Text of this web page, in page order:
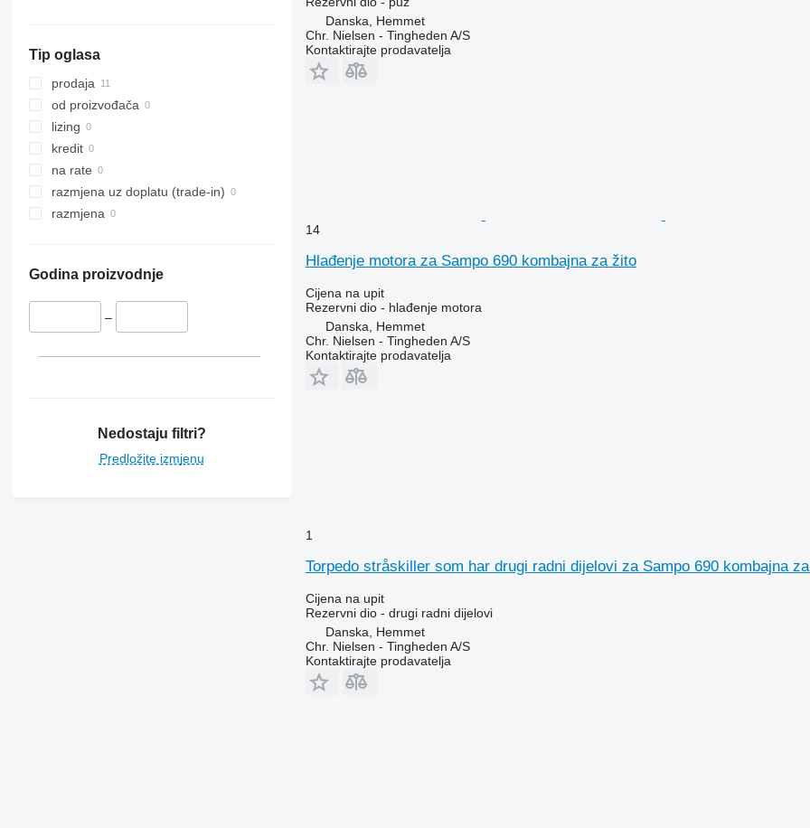
9120
9230
9240
Axial-Flow
CF
STX
2064
2066
2254
2256
2264
3040
4040
6090
8600
9500
9540 WTS
9640
Tip oglasa
prodaja
od proizvođača
lizing
kredit
na rate
razmjena uz doplatu (trade-in)
razmjena
Godina proizvodnje
–
Nedostaju filtri?
Predložite izmjenu
Danska, Hemmet
Chr. Nielsen - Tingheden A/S
Kontaktirajte prodavatelja
14
Hlađenje motora za Sampo 690 kombajna za žito
Cijena na upit
Rezervni dio - hlađenje motora
Danska, Hemmet
Chr. Nielsen - Tingheden A/S
Kontaktirajte prodavatelja
1
Torpedo stråskiller som har drugi radni dijelovi za Sampo 690 kombajna
Cijena na upit
Rezervni dio - drugi radni dijelovi
Danska, Hemmet
Chr. Nielsen - Tingheden A/S
Kontaktirajte prodavatelja